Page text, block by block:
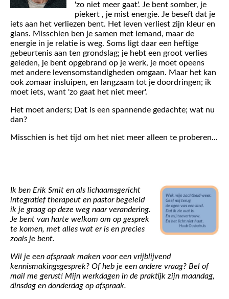
'zo niet meer gaat'. Je bent somber, je
piekert , je mist energie. Je beseft dat je
iets aan het verliezen bent. Het leven verliest zijn kleur en
glans. Misschien ben je samen met iemand, maar de
energie in je relatie is weg. Soms ligt daar een heftige
gebeurtenis aan ten grondslag; je hebt een groot verlies
geleden, je bent opgebrand op je werk, je moet opeens
met andere levensomstandigheden omgaan. Maar het kan
ook zomaar insluipen, en langzaam tot je doordringen; ik
moet iets, want 'zo gaat het niet meer'.
Het moet anders; Dat is een spannende gedachte; wat nu
dan?
Misschien is het tijd om het niet meer alleen te proberen...
Ik ben Erik Smit en als lichaamsgericht
integratief therapeut en pastor begeleid
ik je graag op deze weg naar verandering.
Je bent van harte welkom om op gesprek
te komen, met alles wat er is en precies
zoals je bent.
Wil je een afspraak maken voor een vrijblijvend
kennismakingsgesprek? Of heb je een andere vraag? Bel of
mail me gerust! Mijn werkdagen in de praktijk zijn maandag,
dinsdag en donderdag op afspraak.